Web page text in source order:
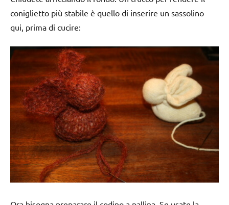
coniglietto più stabile è quello di inserire un sassolino
qui, prima di cucire: